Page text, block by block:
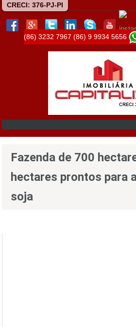
CRECI: 376-PJ-PI
(86) 3232 7967 (86) 9 9934 5656
Fazenda de 700
hectares prontos para
soja